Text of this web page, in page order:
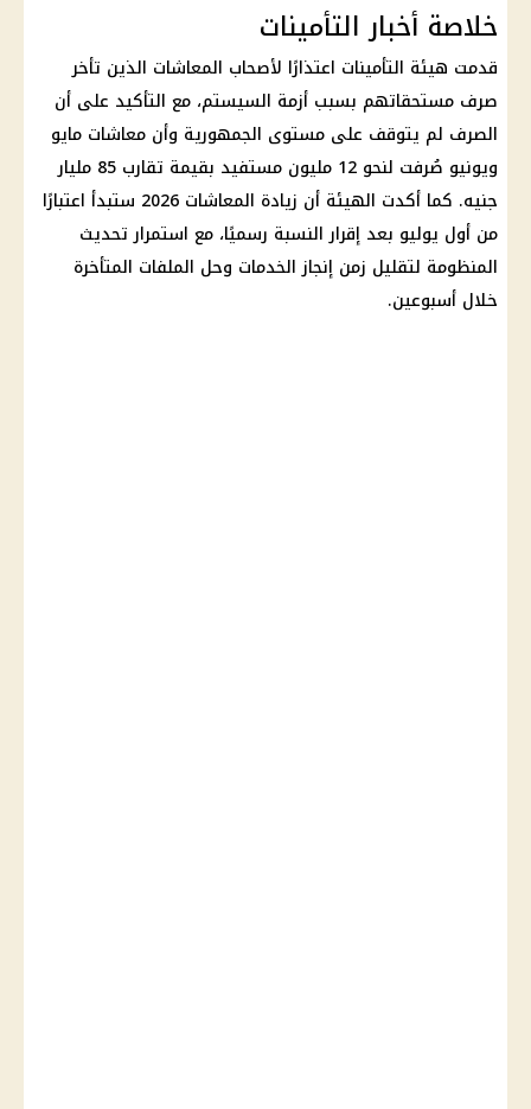
خلاصة أخبار التأمينات
قدمت هيئة التأمينات اعتذارًا لأصحاب المعاشات الذين تأخر
صرف مستحقاتهم بسبب أزمة السيستم، مع التأكيد على أن
الصرف لم يتوقف على مستوى الجمهورية وأن معاشات مايو
ويونيو صُرفت لنحو 12 مليون مستفيد بقيمة تقارب 85 مليار
جنيه. كما أكدت الهيئة أن زيادة المعاشات 2026
ستبدأ اعتبارًا
من أول يوليو بعد إقرار النسبة رسميًا، مع استمرار تحديث
المنظومة لتقليل زمن إنجاز الخدمات وحل الملفات المتأخرة
خلال أسبوعين.